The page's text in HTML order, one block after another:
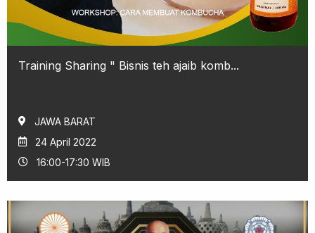
Training Sharing " Bisnis teh ajaib komb...
JAWA BARAT
24 April 2022
16:00-17:30 WIB